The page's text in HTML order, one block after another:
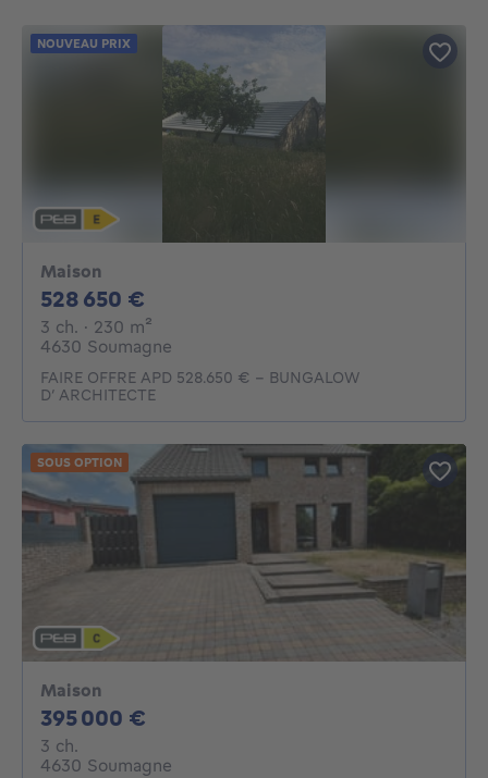
Maison
528 650 €
3 ch. 3 chambres
· 230 m²
4630 Soumagne
FAIRE OFFRE APD 528.650 € - BUNGALOW
D’ ARCHITECTE
NOUVEAU PRIX
Maison
395 000 €
3 ch.
4630 Soumagne
SOUS OPTION